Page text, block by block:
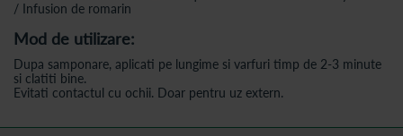
/ Infusion de romarin
Mod de utilizare:
Dupa samponare, aplicati pe lungime si varfuri timp de 2-3 minute
si clatiti bine.
Evitati contactul cu ochii. Doar pentru uz extern.